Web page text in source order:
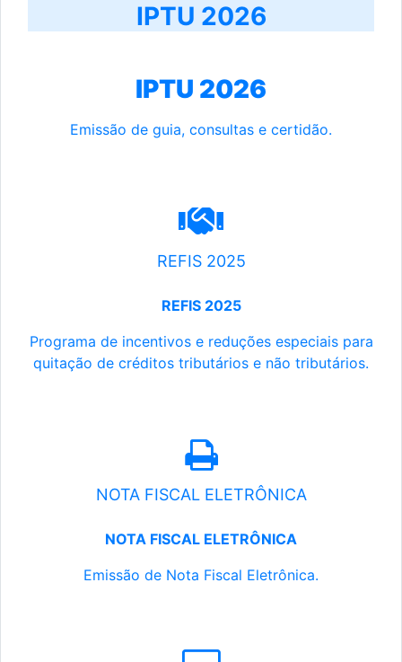
IPTU 2026
IPTU 2026
Emissão de guia, consultas e certidão.
REFIS 2025
REFIS 2025
Programa de incentivos e reduções especiais para
quitação de créditos tributários e não tributários.
NOTA FISCAL ELETRÔNICA
NOTA FISCAL ELETRÔNICA
Emissão de Nota Fiscal Eletrônica.